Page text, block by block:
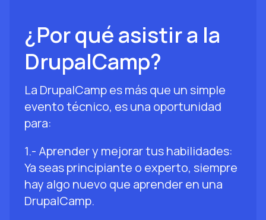
¿Por qué asistir a la
DrupalCamp?
La DrupalCamp es más que un simple
evento técnico, es una oportunidad
para:
1.- Aprender y mejorar tus habilidades:
Ya seas principiante o experto, siempre
hay algo nuevo que aprender en una
DrupalCamp.